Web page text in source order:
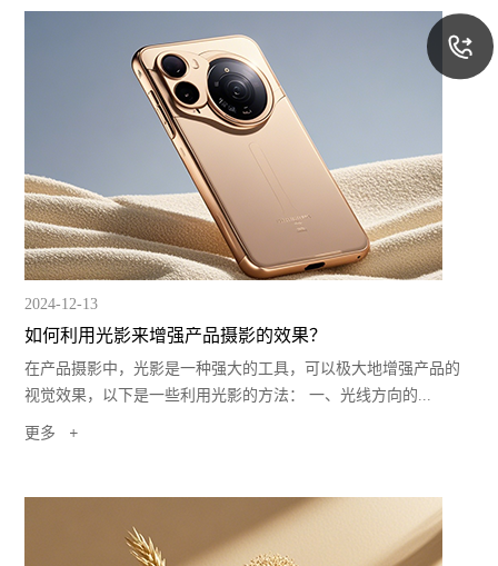
2024-12-13
如何利用光影来增强产品摄影的效果？
在产品摄影中，光影是一种强大的工具，可以极大地增强产品的
视觉效果，以下是一些利用光影的方法： 一、光线方向的...
更多